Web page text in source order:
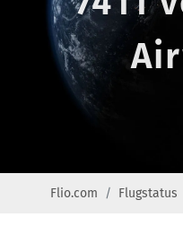
Flio.com Flugstatus